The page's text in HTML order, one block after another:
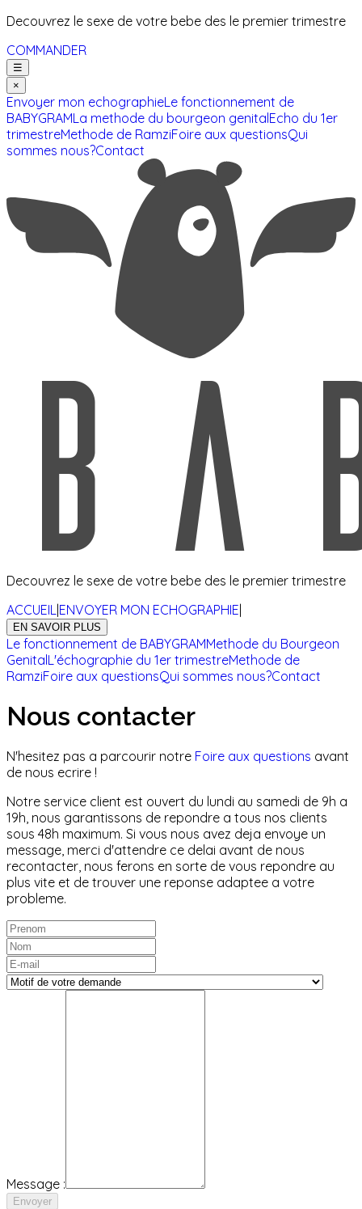
Decouvrez le sexe de votre bebe des le premier trimestre
COMMANDER
☰
×
Envoyer mon echographieLe fonctionnement de
BABYGRAMLa methode du bourgeon genitalEcho du 1er
trimestreMethode de RamziFoire aux questionsQui
sommes nous?Contact
Decouvrez le sexe de votre bebe des le premier trimestre
ACCUEIL |ENVOYER MON ECHOGRAPHIE|
EN SAVOIR PLUS
Le fonctionnement de BABYGRAMMethode du Bourgeon
GenitalL'échographie du 1er trimestreMethode de
RamziFoire aux questionsQui sommes nous?Contact
Nous contacter
N'hesitez pas a parcourir notre Foire aux questions avant
de nous ecrire !
Notre service client est ouvert du lundi au samedi de 9h a
19h, nous garantissons de repondre a tous nos clients
sous 48h maximum. Si vous nous avez deja envoye un
message, merci d'attendre ce delai avant de nous
recontacter, nous ferons en sorte de vous repondre au
plus vite et de trouver une reponse adaptee a votre
probleme.
Message :
Envoyer